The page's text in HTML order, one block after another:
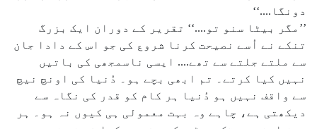
دونگا....‘‘
’’مگر بیٹا سنو تو....‘‘ تقریر کے دوران ایک بزرگ
تنکے نے اُسے نصیحت کرنا شروع کی جو اس کے دادا جان
سے ملتے جلتے سے تھے.... ایسی ناسمجھی کی باتیں
نہیں کیا کرتے۔ تم ابھی بچے ہو۔ دُنیا کی اونچ نیچ
سے واقف نہیں ہو دُنیا ہر کام کو قدر کی نگاہ سے
دیکھتی ہے، چاہے وہ بہت معمولی ہی کیوں نہ ہو۔ ہر